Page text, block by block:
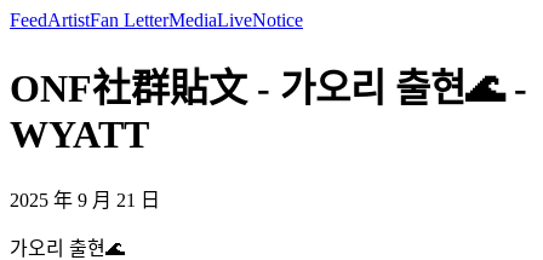
FeedArtistFan LetterMediaLiveNotice
ONF社群貼文 - 가오리 출현🌊 -
WYATT
2025 年 9 月 21 日
가오리 출현🌊